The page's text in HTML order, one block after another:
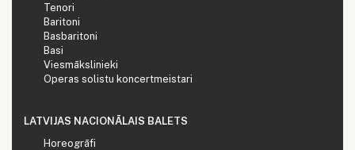
Tenori
Baritoni
Basbaritoni
Basi
Viesmākslinieki
Operas solistu koncertmeistari
LATVIJAS NACIONĀLAIS BALETS
Horeogrāfi